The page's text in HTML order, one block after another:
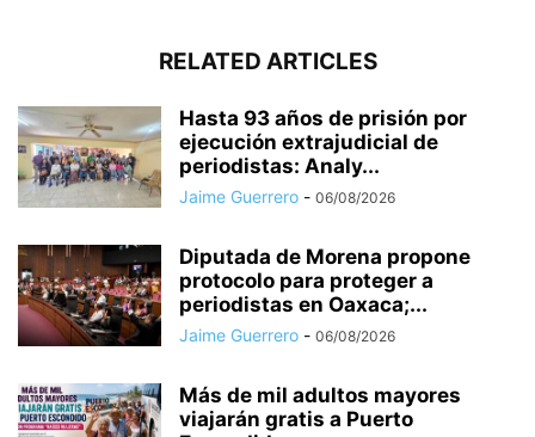
RELATED ARTICLES
Hasta 93 años de prisión por
ejecución extrajudicial de
periodistas: Analy...
Jaime Guerrero - 06/08/2026
Diputada de Morena propone
protocolo para proteger a
periodistas en Oaxaca;...
Jaime Guerrero - 06/08/2026
Más de mil adultos mayores
viajarán gratis a Puerto